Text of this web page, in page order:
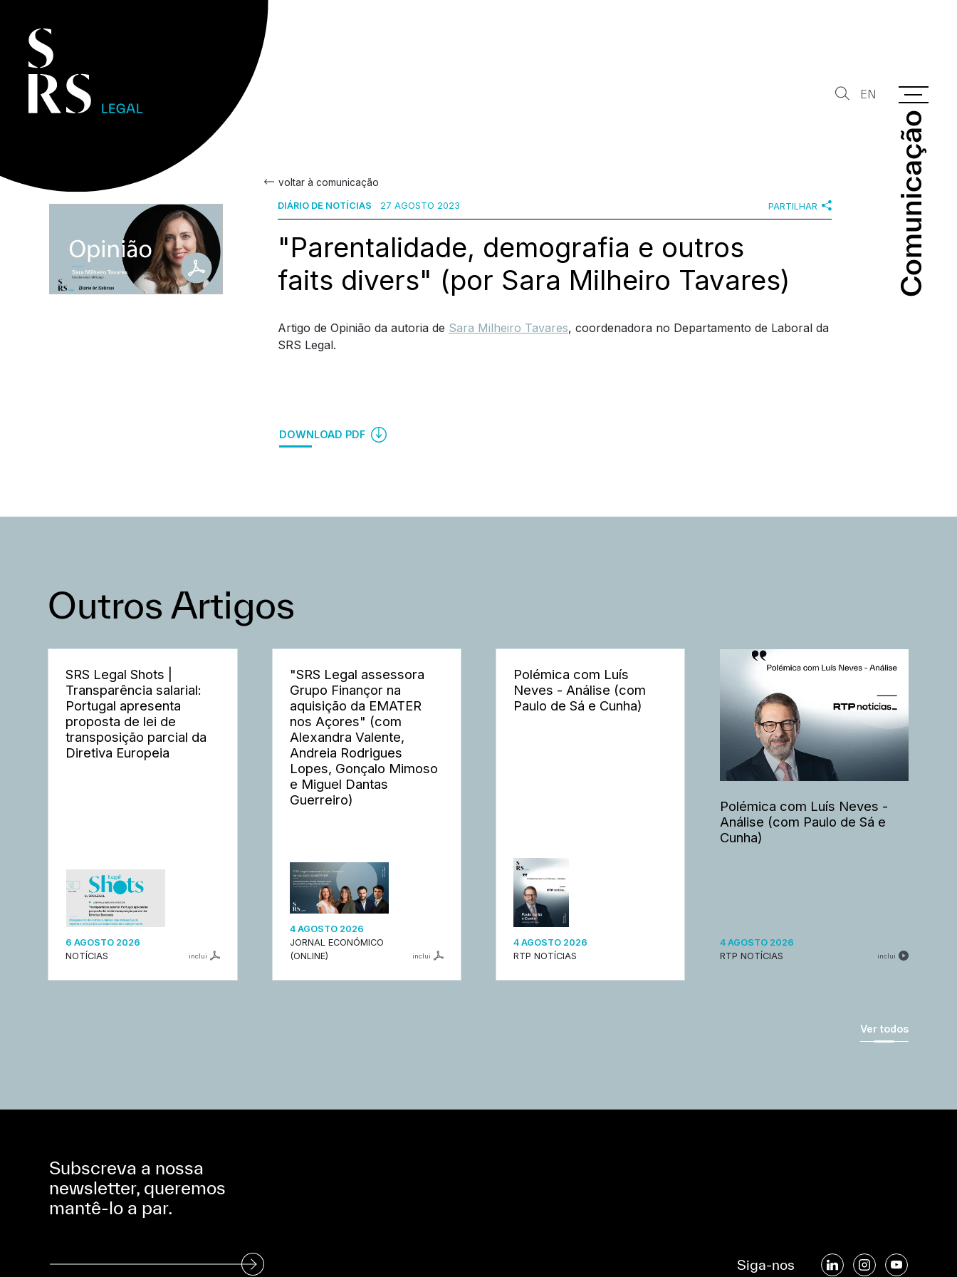
Comunicação
Comunicação
EN
voltar à comunicação
DIÁRIO DE NOTÍCIAS 27 AGOSTO 2023 PARTILHAR
"Parentalidade, demografia e outros
faits divers" (por Sara Milheiro Tavares)
Artigo de Opinião da autoria de Sara Milheiro Tavares, coordenadora no Departamento de Laboral da
SRS Legal.
DOWNLOAD PDF
Outros Artigos
SRS Legal Shots |
Transparência salarial:
Portugal apresenta
proposta de lei de
transposição parcial da
Diretiva Europeia
6 AGOSTO 2026
NOTÍCIAS
inclui
"SRS Legal assessora
Grupo Finançor na
aquisição da EMATER
nos Açores" (com
Alexandra Valente,
Andreia Rodrigues
Lopes, Gonçalo Mimoso
e Miguel Dantas
Guerreiro)
4 AGOSTO 2026
JORNAL ECONÓMICO
(ONLINE)
inclui
Polémica com Luís
Neves - Análise (com
Paulo de Sá e Cunha)
4 AGOSTO 2026
RTP NOTÍCIAS
Polémica com Luís Neves -
Análise (com Paulo de Sá e
Cunha)
4 AGOSTO 2026
RTP NOTÍCIAS
inclui
Ver todos
Subscreva a nossa
newsletter, queremos
mantê-lo a par.
Subscreva a nossa Newsletter Siga-nos